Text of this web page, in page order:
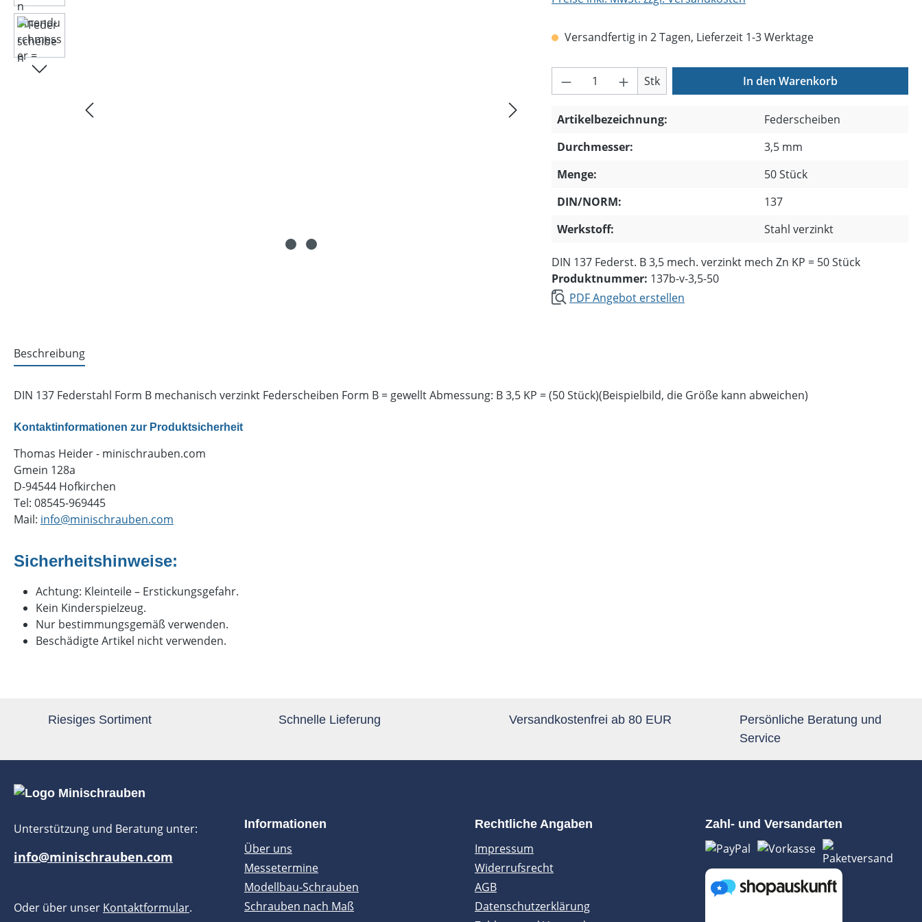
Versandfertig in 2 Tagen, Lieferzeit 1-3 Werktage
Produkt Anzahl: Gib den gewünschten Wert
Stk In den Warenkorb
Artikelbezeichnung:
Federscheiben
Durchmesser:
3,5 mm
Menge:
50 Stück
DIN/NORM:
137
Werkstoff:
Stahl verzinkt
DIN 137 Federst. B 3,5 mech. verzinkt mech Zn KP = 50 Stück
Produktnummer: 137b-v-3,5-50
PDF Angebot erstellen
Beschreibung
DIN 137 Federstahl Form B mechanisch verzinkt Federscheiben Form B = gewellt Abmessung: B 3,5 KP = (50 Stück)(Beispielbild, die Größe kann abweichen)
Kontaktinformationen zur Produktsicherheit
Thomas Heider - minischrauben.com
Gmein 128a
D-94544 Hofkirchen
Tel: 08545-969445
Mail: info@minischrauben.com
Sicherheitshinweise:
Achtung: Kleinteile – Erstickungsgefahr.
Kein Kinderspielzeug.
Nur bestimmungsgemäß verwenden.
Beschädigte Artikel nicht verwenden.
Riesiges Sortiment Schnelle Lieferung Versandkostenfrei ab 80 EUR
Persönliche Beratung und
Service
Unterstützung und Beratung unter:
info@minischrauben.com
Oder über unser Kontaktformular.
Informationen
Über uns
Messetermine
Modellbau-Schrauben
Schrauben nach Maß
Rechtliche Angaben
Impressum
Widerrufsrecht
AGB
Datenschutzerklärung
Zahl- und Versandarten